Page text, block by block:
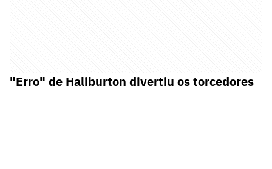
"Erro" de Haliburton divertiu os torcedores